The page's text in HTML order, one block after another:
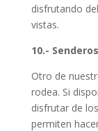
disfrutando
vistas.
10.-
Otro de
rodea. Si
disfrutar de
permiten